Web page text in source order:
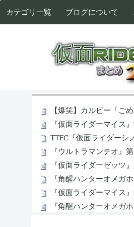
カテゴリ一覧 ブログについて